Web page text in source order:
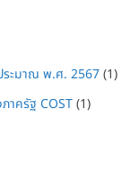
ระมาณ พ.ศ. 2567(1)
าครัฐ COST(1)